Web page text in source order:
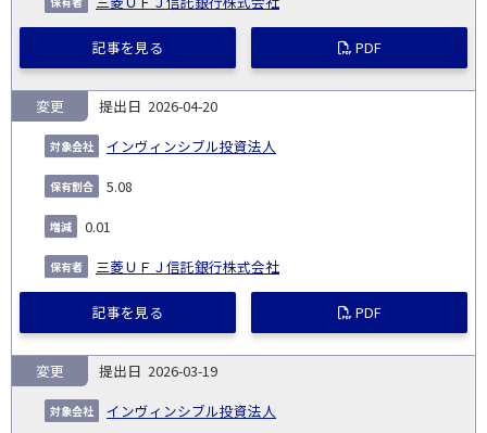
記事を見る PDF
2026-04-20
インヴィンシブル投資法人
変更
5.08
0.01
三菱ＵＦＪ信託銀行株式会社
記事を見る PDF
2026-03-19
インヴィンシブル投資法人
変更